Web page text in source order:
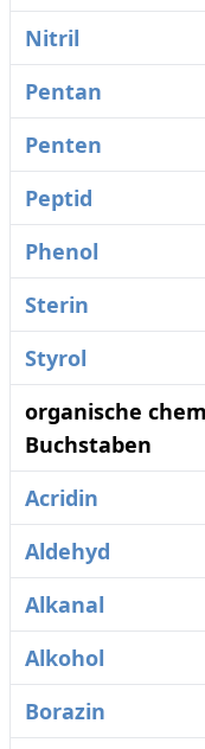
Nitril
Pentan
Penten
Peptid
Phenol
Sterin
Styrol
organische
Buchstaben
Acridin
Aldehyd
Alkanal
Alkohol
Borazin